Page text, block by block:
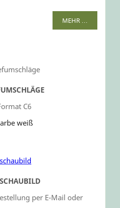
MEHR …
C6
weiß
per E-Mail oder